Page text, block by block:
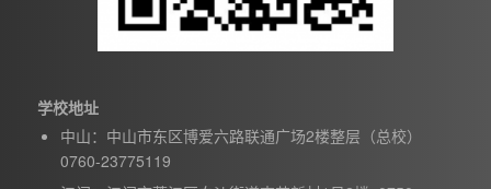
学校地址
中山：中山市东区博爱六路联通广场2楼整层（总校）
0760-23775119